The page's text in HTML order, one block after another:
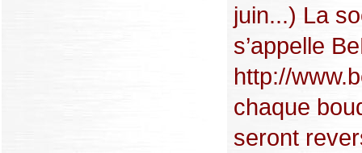
juin...) La
s’appelle
http://
chaque
seront